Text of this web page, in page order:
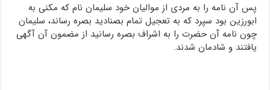
پس آن نامه را به مردی از موالیان خود سلیمان نام که مکنی به
ابورزین بود سپرد که به تعجیل تمام بصنادید بصره رساند، سلیمان
چون نامه آن حضرت را به اشراف بصره رسانید از مضمون آن آگهی
یافتند و شادمان شدند.